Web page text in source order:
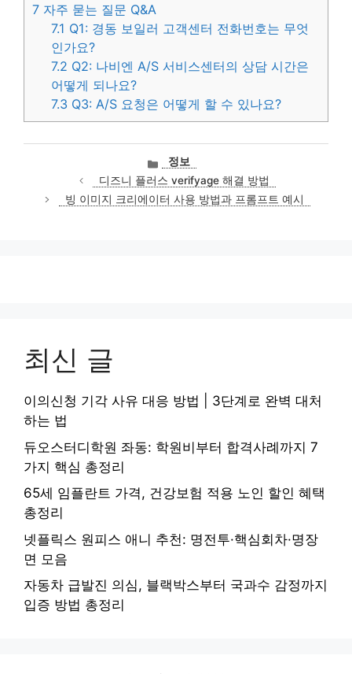
7 자주 묻는 질문 Q&A
7.1 Q1: 경동 보일러 고객센터 전화번호는 무엇
인가요?
7.2 Q2: 나비엔 A/S 서비스센터의 상담 시간은
어떻게 되나요?
7.3 Q3: A/S 요청은 어떻게 할 수 있나요?
카
테
고
리
정보
디즈니 플러스 verifyage 해결 방법
빙 이미지 크리에이터 사용 방법과 프롬프트 예시
최신 글
이의신청 기각 사유 대응 방법 | 3단계로 완벽 대처
하는 법
듀오스터디학원 좌동: 학원비부터 합격사례까지 7
가지 핵심 총정리
65세 임플란트 가격, 건강보험 적용 노인 할인 혜택
총정리
넷플릭스 원피스 애니 추천: 명전투·핵심회차·명장
면 모음
자동차 급발진 의심, 블랙박스부터 국과수 감정까지
입증 방법 총정리